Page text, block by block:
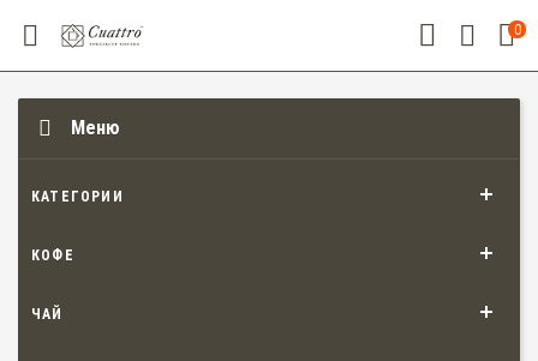
0
Меню
КАТЕГОРИИ
КОФЕ
ЧАЙ